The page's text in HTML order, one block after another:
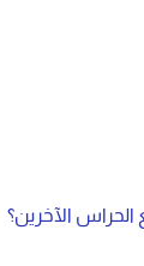
الآخرين؟